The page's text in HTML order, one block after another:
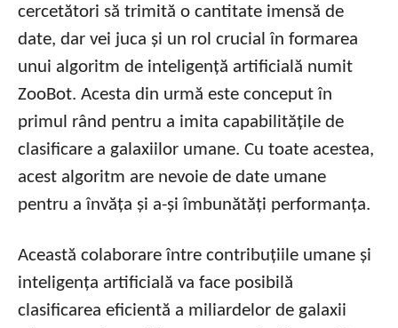
cercetători să trimită o cantitate imensă de
date, dar vei juca și un rol crucial în formarea
unui algoritm de inteligență artificială numit
ZooBot. Acesta din urmă este conceput în
primul rând pentru a imita capabilitățile de
clasificare a galaxiilor umane. Cu toate acestea,
acest algoritm are nevoie de date umane
pentru a învăța și a-și îmbunătăți performanța.
Această colaborare între contribuțiile umane și
inteligența artificială va face posibilă
clasificarea eficientă a miliardelor de galaxii